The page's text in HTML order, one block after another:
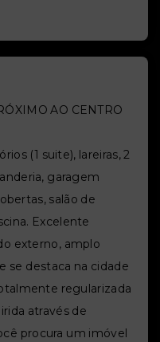
AO CENTRO
(1 suite), lareiras, 2
garagem
salão de
Excelente
externo, amplo
se destaca na cidade
regularizada
através de
procura um imóvel